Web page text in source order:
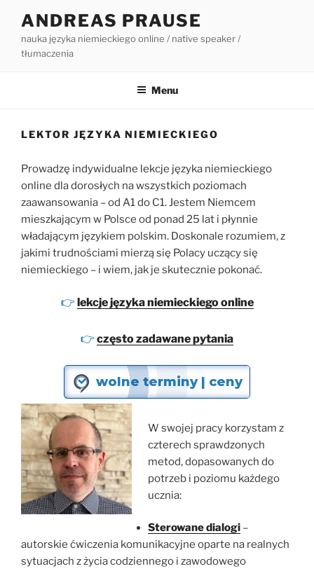
treści
ANDREAS PRAUSE
nauka języka niemieckiego online / native speaker /
tłumaczenia
Menu
LEKTOR JĘZYKA NIEMIECKIEGO
Prowadzę indywidualne lekcje języka niemieckiego
online dla dorosłych na wszystkich poziomach
zaawansowania – od A1 do C1. Jestem Niemcem
mieszkającym w Polsce od ponad 25 lat i płynnie
władającym językiem polskim. Doskonale rozumiem, z
jakimi trudnościami mierzą się Polacy uczący się
niemieckiego – i wiem, jak je skutecznie pokonać.
👉 lekcje języka niemieckiego online
👉 często zadawane pytania
wolne terminy | ceny
W swojej pracy korzystam z
czterech sprawdzonych
metod, dopasowanych do
potrzeb i poziomu każdego
ucznia:
Sterowane dialogi–
autorskie ćwiczenia komunikacyjne oparte na realnych
sytuacjach z życia codziennego i zawodowego